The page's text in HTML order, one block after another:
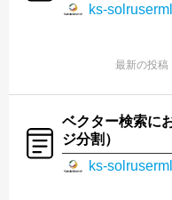
ks-
最新の投
ベクター検索に
ジ分割）
ks-